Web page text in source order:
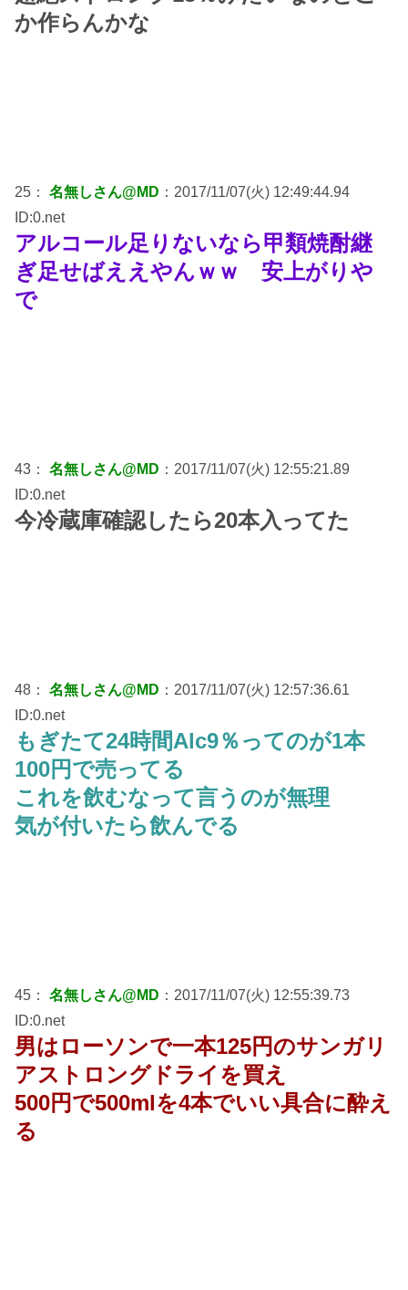
か作らんかな
25： 名無しさん@MD ：2017/11/07(火) 12:49:44.94
ID:0.net
アルコール足りないなら甲類焼酎継
ぎ足せばええやんｗｗ 安上がりや
で
43： 名無しさん@MD ：2017/11/07(火) 12:55:21.89
ID:0.net
今冷蔵庫確認したら20本入ってた
48： 名無しさん@MD ：2017/11/07(火) 12:57:36.61
ID:0.net
もぎたて24時間Alc9％ってのが1本
100円で売ってる
これを飲むなって言うのが無理
気が付いたら飲んでる
45： 名無しさん@MD ：2017/11/07(火) 12:55:39.73
ID:0.net
男はローソンで一本125円のサンガリ
アストロングドライを買え
500円で500mlを4本でいい具合に酔え
る